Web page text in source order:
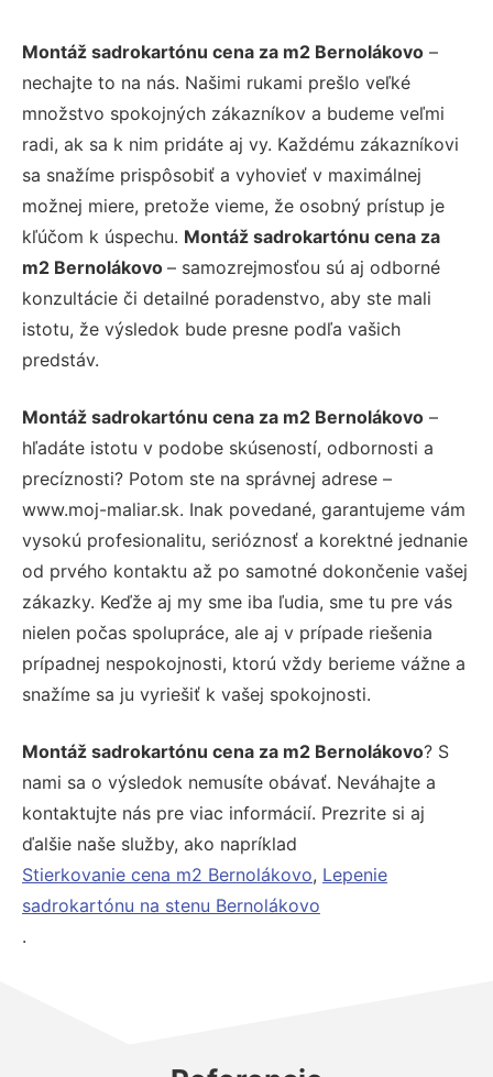
Montáž sadrokartónu cena za m2 Bernolákovo –
nechajte to na nás. Našimi rukami prešlo veľké
množstvo spokojných zákazníkov a budeme veľmi
radi, ak sa k nim pridáte aj vy. Každému zákazníkovi
sa snažíme prispôsobiť a vyhovieť v maximálnej
možnej miere, pretože vieme, že osobný prístup je
kľúčom k úspechu. Montáž sadrokartónu cena za
m2 Bernolákovo – samozrejmosťou sú aj odborné
konzultácie či detailné poradenstvo, aby ste mali
istotu, že výsledok bude presne podľa vašich
predstáv.
Montáž sadrokartónu cena za m2 Bernolákovo –
hľadáte istotu v podobe skúseností, odbornosti a
precíznosti? Potom ste na správnej adrese –
www.moj-maliar.sk. Inak povedané, garantujeme vám
vysokú profesionalitu, serióznosť a korektné jednanie
od prvého kontaktu až po samotné dokončenie vašej
zákazky. Keďže aj my sme iba ľudia, sme tu pre vás
nielen počas spolupráce, ale aj v prípade riešenia
prípadnej nespokojnosti, ktorú vždy berieme vážne a
snažíme sa ju vyriešiť k vašej spokojnosti.
Montáž sadrokartónu cena za m2 Bernolákovo? S
nami sa o výsledok nemusíte obávať. Neváhajte a
kontaktujte nás pre viac informácií. Prezrite si aj
ďalšie naše služby, ako napríklad
Stierkovanie cena m2 Bernolákovo, Lepenie
sadrokartónu na stenu Bernolákovo
.